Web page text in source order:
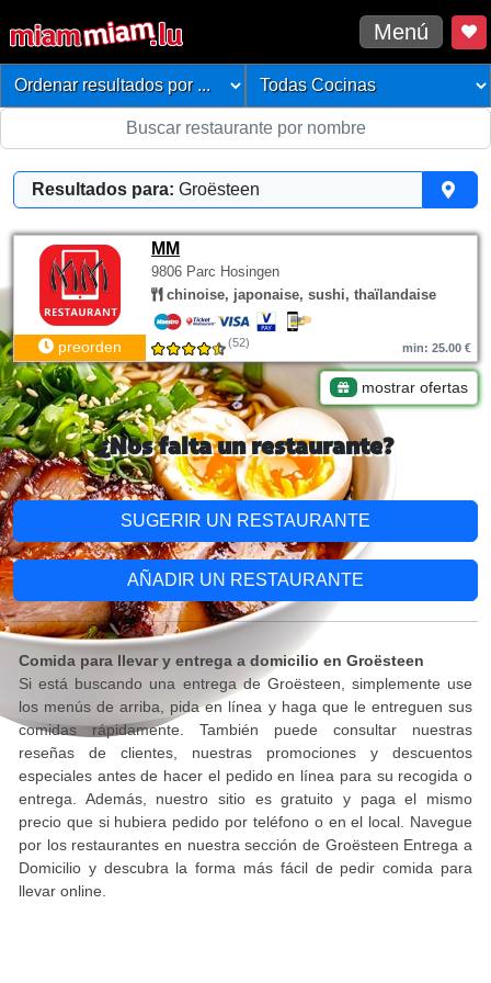
Menú
Resultados para: Groësteen
MM
9806 Parc Hosingen
chinoise, japonaise, sushi, thaïlandaise
preorden (52) min: 25.00 €
mostrar ofertas
¿Nos falta un restaurante?
SUGERIR UN RESTAURANTE
AÑADIR UN RESTAURANTE
Comida para llevar y entrega a domicilio en Groësteen
Si está buscando una entrega de Groësteen, simplemente use
los menús de arriba, pida en línea y haga que le entreguen sus
comidas rápidamente. También puede consultar nuestras
reseñas de clientes, nuestras promociones y descuentos
especiales antes de hacer el pedido en línea para su recogida o
entrega. Además, nuestro sitio es gratuito y paga el mismo
precio que si hubiera pedido por teléfono o en el local. Navegue
por los restaurantes en nuestra sección de Groësteen Entrega a
Domicilio y descubra la forma más fácil de pedir comida para
llevar online.